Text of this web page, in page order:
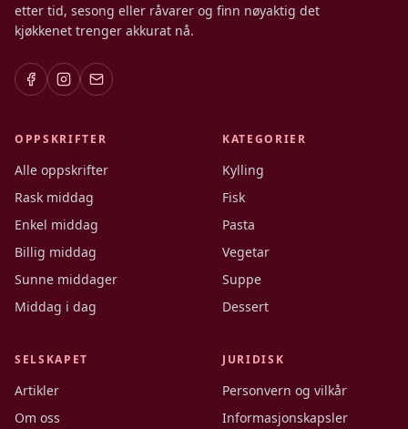
etter tid, sesong eller råvarer og finn nøyaktig det
kjøkkenet trenger akkurat nå.
OPPSKRIFTER
Alle oppskrifter
Rask middag
Enkel middag
Billig middag
Sunne middager
Middag i dag
KATEGORIER
Kylling
Fisk
Pasta
Vegetar
Suppe
Dessert
SELSKAPET
Artikler
Om oss
JURIDISK
Personvern og vilkår
Informasjonskapsler